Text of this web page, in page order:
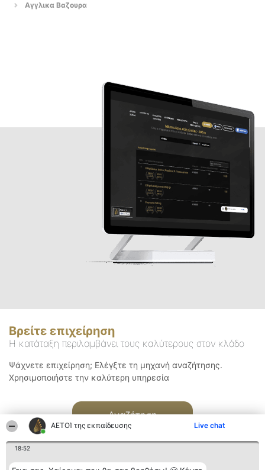
ΑΕΤΟΊ της εκπαίδευσης Live chat
18:52
Αγγλικα Βαζουρα
Βρείτε επιχείρηση
Η κατάταξη περιλαμβάνει τους καλύτερους στον κλάδο
Ψάχνετε επιχείρηση; Ελέγξτε τη μηχανή αναζήτησης.
Χρησιμοποιήστε την καλύτερη υπηρεσία
Αναζήτηση